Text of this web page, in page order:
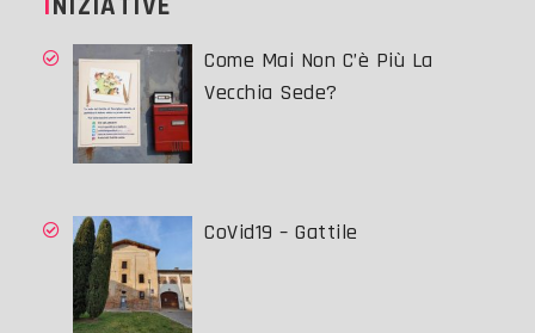
INIZIATIVE
Come Mai Non C’è Più La
Vecchia Sede?
CoVid19 – Gattile